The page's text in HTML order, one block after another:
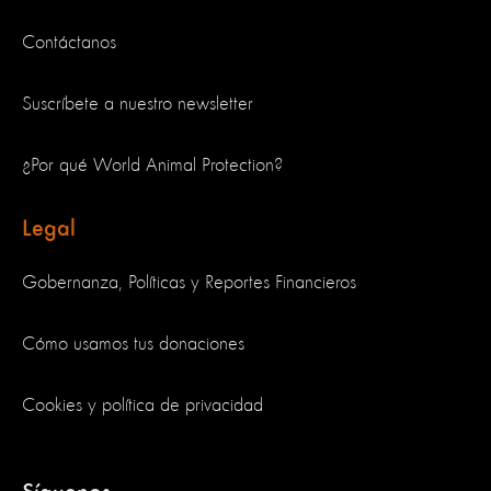
Contáctanos
Suscríbete a nuestro newsletter
¿Por qué World Animal Protection?
Legal
Gobernanza, Políticas y Reportes Financieros
Cómo usamos tus donaciones
Cookies y política de privacidad